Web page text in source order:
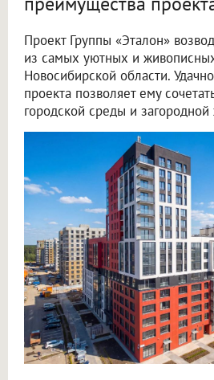
Проект Группы «Эталон»
из самых уютных и
Новосибирской области.
проекта позволяет ему
городской среды и